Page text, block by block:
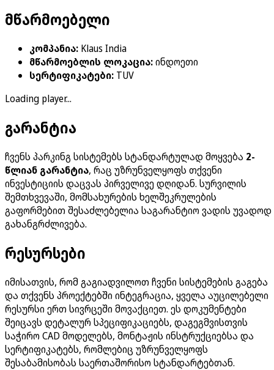
მწარმოებელი
კომპანია: Klaus India
მწარმოებლის ლოკაცია:ინდოეთი
სერტიფიკატები: TUV
Loading player...
გარანტია
ჩვენს პარკინგ სისტემებს სტანდარტულად მოყვება 2-
წლიან გარანტია, რაც უზრუნველყოფს თქვენი
ინვესტიციის დაცვას პირველივე დღიდან. სურვილის
შემთხვევაში, მომსახურების ხელშეკრულების
გაფორმებით შესაძლებელია საგარანტიო ვადის უვადოდ
გახანგრძლივება.
რესურსები
იმისათვის, რომ გაგიადვილოთ ჩვენი სისტემების გაგება
და თქვენს პროექტებში ინტეგრაცია, ყველა აუცილებელი
რესურსი ერთ სივრცეში მოვაქციეთ. ეს დოკუმენტები
შეიცავს დეტალურ სპეციფიკაციებს, დაგეგმვისთვის
საჭირო CAD მოდელებს, მონტაჟის ინსტრუქციებსა და
სერტიფიკატებს, რომლებიც უზრუნველყოფს
შესაბამისობას საერთაშორისო სტანდარტებთან.